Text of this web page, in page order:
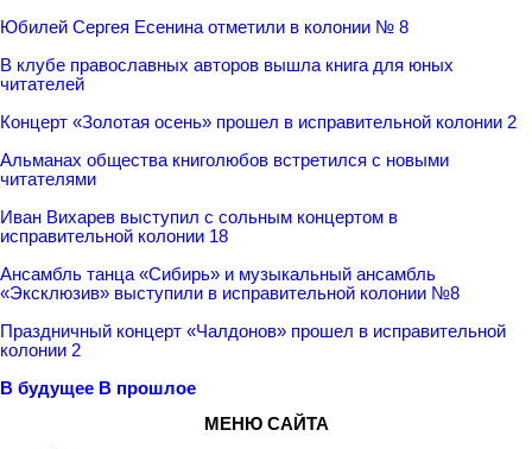
Юбилей Сергея Есенина отметили в колонии № 8
В клубе православных авторов вышла книга для юных
читателей
Концерт «Золотая осень» прошел в исправительной колонии 2
Альманах общества книголюбов встретился с новыми
читателями
Иван Вихарев выступил с сольным концертом в
исправительной колонии 18
Ансамбль танца «Сибирь» и музыкальный ансамбль
«Эксклюзив» выступили в исправительной колонии №8
Праздничный концерт «Чалдонов» прошел в исправительной
колонии 2
В будущее В прошлое
МЕНЮ САЙТА